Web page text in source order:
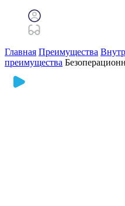
Главная Преимущества
преимущества